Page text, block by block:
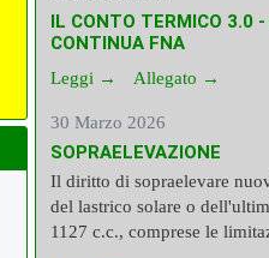
IL CONTO TERMICO 3.0
CONTINUA FNA
Leggi → Allegato →
30 Marzo 2026
SOPRAELEVAZIONE
Il diritto di sopraelevare
del lastrico solare o
1127 c.c., comprese le